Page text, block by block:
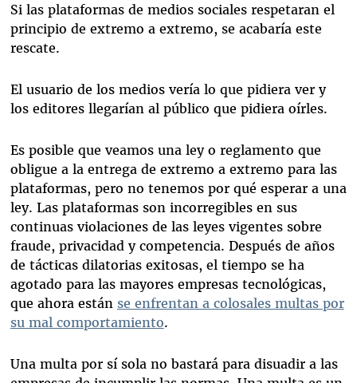
Si las plataformas de medios sociales respetaran el
principio de extremo a extremo, se acabaría este
rescate.
El usuario de los medios vería lo que pidiera ver y
los editores llegarían al público que pidiera oírles.
Es posible que veamos una ley o reglamento que
obligue a la entrega de extremo a extremo para las
plataformas, pero no tenemos por qué esperar a una
ley. Las plataformas son incorregibles en sus
continuas violaciones de las leyes vigentes sobre
fraude, privacidad y competencia. Después de años
de tácticas dilatorias exitosas, el tiempo se ha
agotado para las mayores empresas tecnológicas,
que ahora están se enfrentan a colosales multas por
su mal comportamiento.
Una multa por sí sola no bastará para disuadir a las